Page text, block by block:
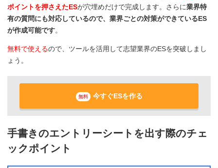
ポイントを押さえたESが穴埋めだけで完成します。さらに業界特
有の質問にも対応しているので、業界ごとの対策ができているES
が作成可能です。
無料で使えるので、ツールを活用して志望業界のESを突破しまし
ょう。
無料 今すぐESを作る
手書きのエントリーシートを出す際のチェ
ックポイント